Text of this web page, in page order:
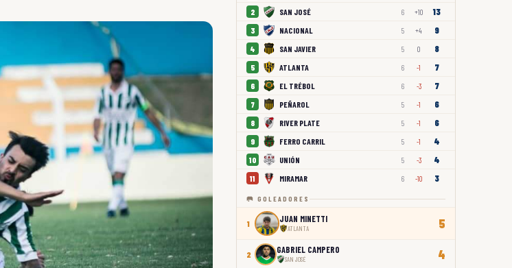
2 SAN JOSÉ 6 +10 13
3 NACIONAL 5 +4 9
4 SAN JAVIER 5 0 8
5 ATLANTA 6 -1 7
6 EL TRÉBOL 6 -3 7
7 PEÑAROL 5 -1 6
8 RIVER PLATE 5 -1 6
9 FERRO CARRIL 5 -1 4
10 UNIÓN 5 -3 4
11 MIRAMAR 6 -10 3
🥅 GOLEADORES
1 JUAN MINETTI
ATLANTA 5
2 GABRIEL CAMPERO
SAN JOSÉ 4